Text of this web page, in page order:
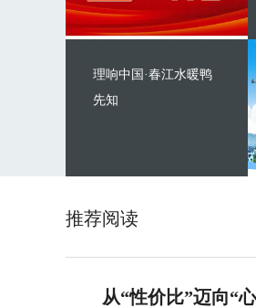
理响中国·春江水暖鸭
先知
推荐阅读
从“性价比”迈向“